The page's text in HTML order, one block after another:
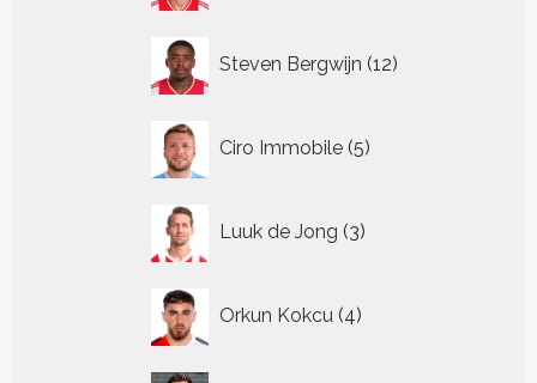
Steven Bergwijn 12
producten
Ciro Immobile 5
producten
Luuk de Jong 3
producten
Orkun Kokcu 4
producten